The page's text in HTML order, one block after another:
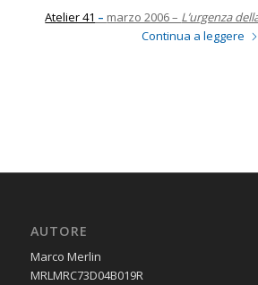
Atelier 41 – marzo 2006 – L’urgenza
Continua a leggere
AUTORE
Marco Merlin
MRLMRC73D04B019R